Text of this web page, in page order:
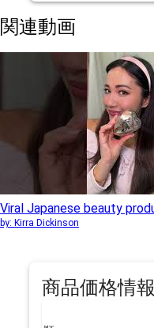
関連動画
by: Kirra Dickinson
商品価格情報